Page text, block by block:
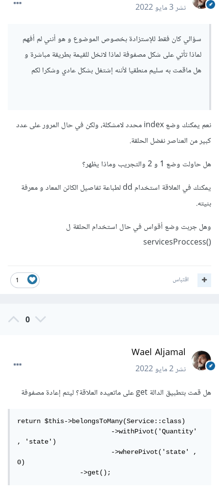
نشر3 مايو 2022
سؤالي كان فقط للإستزادة بخصوص الموضوع و هو أنني لم أفهم
لماذا تأتي على شكل مصفوفة لماذا لانخل للقيمة بطريقة مباشرة و
هل ماقمت به سليم منطقيا لأننه إشتغل بشكل عادي وشكرا لكم
نعم يمكنك وضع index محدد لامشكلة، ولكن في حال المرور على عدد
كبير من العناصر نفضل الحلقة.
هل حاولت وضع 1 و 2 والتجريب وماذا يظهر؟
يمكنك في العلاقة استخدام dd لطباعة تفاصيل الكائن المعاد و معرفة
بنيته.
وهل جربت وضع أقواس في حال استخدام الحلقة ل
()servicesProccess
1 اقتباس
0
Wael Aljamal
نشر2 مايو 2022
هل قمت بتطبيق الدالة get على ماتعيده العلاقة؟ ليتم إعادة مصفوفة
return $this->belongsToMany(Service::class)
			->withPivot('Quantity'
, 'state')
			->wherePivot('state' ,
0)
		->get();